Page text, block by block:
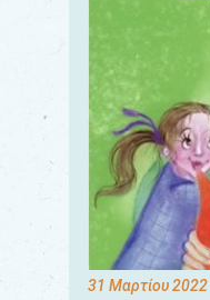
31 Μαρτίου 2022